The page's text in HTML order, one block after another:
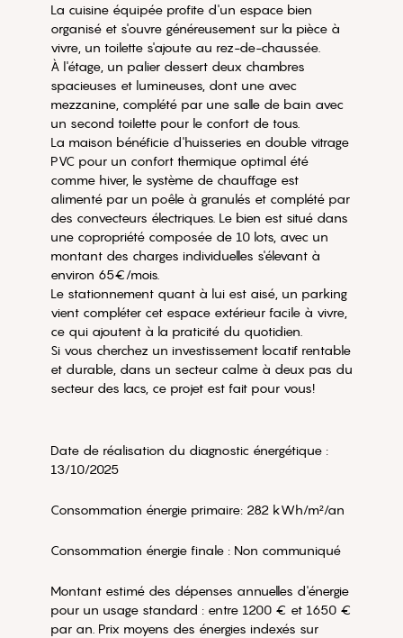
La cuisine équipée profite d'un espace bien
organisé et s'ouvre généreusement sur la pièce à
vivre, un toilette s'ajoute au rez-de-chaussée.
À l'étage, un palier dessert deux chambres
spacieuses et lumineuses, dont une avec
mezzanine, complété par une salle de bain avec
un second toilette pour le confort de tous.
La maison bénéficie d'huisseries en double vitrage
PVC pour un confort thermique optimal été
comme hiver, le système de chauffage est
alimenté par un poêle à granulés et complété par
des convecteurs électriques. Le bien est situé dans
une copropriété composée de 10 lots, avec un
montant des charges individuelles s'élevant à
environ 65€/mois.
Le stationnement quant à lui est aisé, un parking
vient compléter cet espace extérieur facile à vivre,
ce qui ajoutent à la praticité du quotidien.
Si vous cherchez un investissement locatif rentable
et durable, dans un secteur calme à deux pas du
secteur des lacs, ce projet est fait pour vous!
Date de réalisation du diagnostic énergétique :
13/10/2025
Consommation énergie primaire: 282 kWh/m²/an
Consommation énergie finale : Non communiqué
Montant estimé des dépenses annuelles d'énergie
pour un usage standard : entre 1200 € et 1650 €
par an. Prix moyens des énergies indexés sur